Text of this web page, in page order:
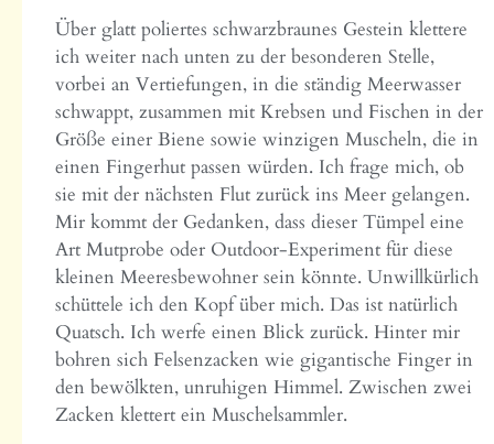
Über glatt poliertes schwarzbraunes Gestein klettere
ich weiter nach unten zu der besonderen Stelle,
vorbei an Vertiefungen, in die ständig Meerwasser
schwappt, zusammen mit Krebsen und Fischen in der
Größe einer Biene sowie winzigen Muscheln, die in
einen Fingerhut passen würden. Ich frage mich, ob
sie mit der nächsten Flut zurück ins Meer gelangen.
Mir kommt der Gedanken, dass dieser Tümpel eine
Art Mutprobe oder Outdoor-Experiment für diese
kleinen Meeresbewohner sein könnte. Unwillkürlich
schüttele ich den Kopf über mich. Das ist natürlich
Quatsch. Ich werfe einen Blick zurück. Hinter mir
bohren sich Felsenzacken wie gigantische Finger in
den bewölkten, unruhigen Himmel. Zwischen zwei
Zacken klettert ein Muschelsammler.